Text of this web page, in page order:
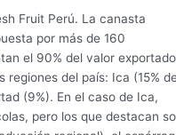
Fruit Perú. La canasta
por más de 160
el 90% del valor
del país: Ica (15%
(9%). En el caso de Ica,
pero los que destacan